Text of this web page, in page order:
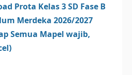
Prota Kelas 3 SD Fase B
Merdeka 2026/2027
Semua Mapel wajib,